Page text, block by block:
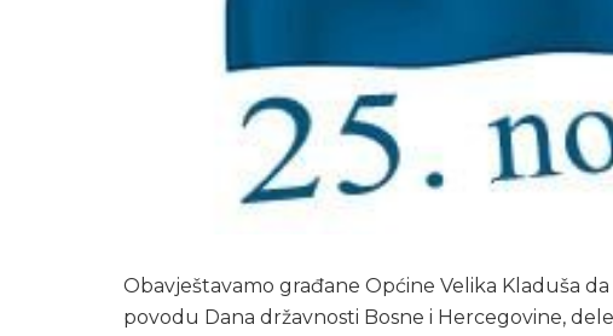
Obavještavamo građane Općine Velika Kladuša da
povodu Dana državnosti Bosne i Hercegovine,